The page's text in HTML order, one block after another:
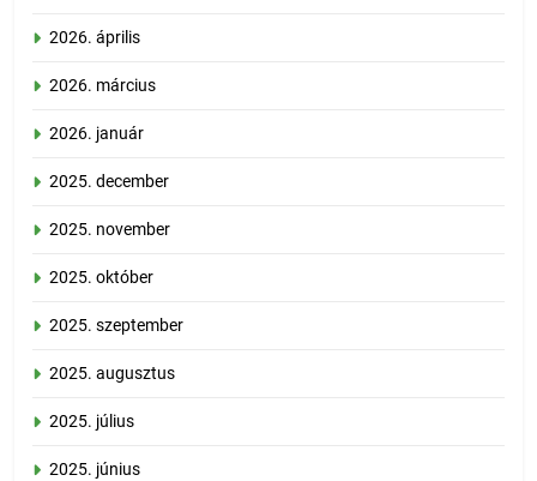
2026. április
2026. március
2026. január
2025. december
2025. november
2025. október
2025. szeptember
2025. augusztus
2025. július
2025. június